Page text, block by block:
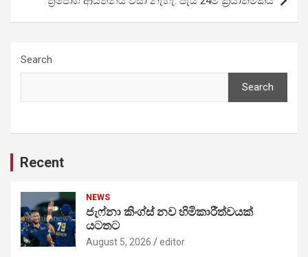
Search
Search
Recent
NEWS
ජැෆ්නා කිංග්ස් නව හිමිකාරීත්වයක්
යටතට
August 5, 2026 editor